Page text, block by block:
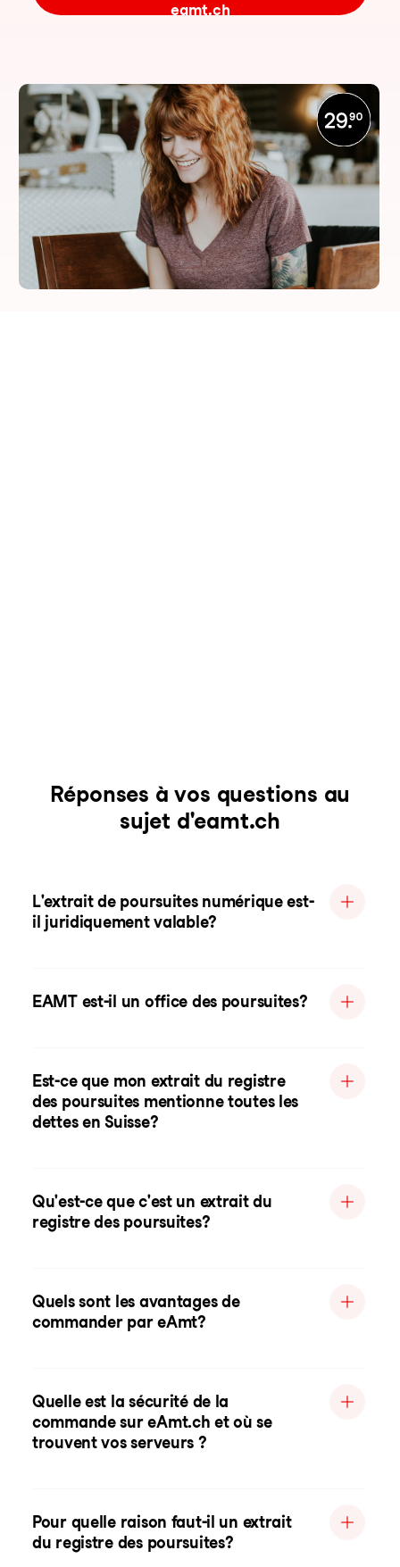
eamt.ch
Réponses à vos questions au
sujet d'eamt.ch
L'extrait de poursuites numérique est-
il juridiquement valable?
EAMT est-il un office des poursuites?
Est-ce que mon extrait du registre
des poursuites mentionne toutes les
dettes en Suisse?
Qu'est-ce que c'est un extrait du
registre des poursuites?
Quels sont les avantages de
commander par eAmt?
Quelle est la sécurité de la
commande sur eAmt.ch et où se
trouvent vos serveurs ?
Pour quelle raison faut-il un extrait
du registre des poursuites?